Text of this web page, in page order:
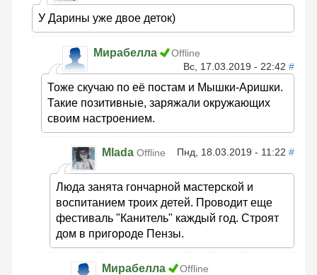
У Дарины уже двое деток)
Мирабелла
Offline
Вс, 17.03.2019 - 22:42 #
Тоже скучаю по её постам и Мышки-Аришки.
Такие позитивные, заряжали окружающих
своим настроением.
Mlada Offline Пнд, 18.03.2019 - 11:22 #
Люда занята гончарной мастерской и
воспитанием троих детей. Проводит еще
фестиваль "Канитель" каждый год. Строят
дом в пригороде Пензы.
Мирабелла
Offline